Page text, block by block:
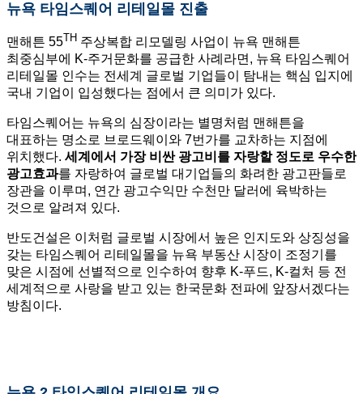
뉴욕 타임스퀘어 리테일몰 진출
맨해튼 55TH 주상복합 리모델링 사업이 뉴욕 맨해튼
최중심부에 K-주거문화를 공급한 사례라면, 뉴욕 타임스퀘어
리테일몰 인수는 전세계 글로벌 기업들이 탐내는 핵심 입지에
국내 기업이 입성했다는 점에서 큰 의미가 있다.
타임스퀘어는 뉴욕의 심장이라는 별명처럼 맨해튼을
대표하는 명소로 브로드웨이와 7번가를 교차하는 지점에
위치했다. 세계에서 가장 비싼 광고비를 자랑할 정도로 우수한
광고효과를 자랑하여 글로벌 대기업들의 화려한 광고판들로
장관을 이루며, 연간 광고수익만 수천만 달러에 육박하는
것으로 알려져 있다.
반도건설은 이처럼 글로벌 시장에서 높은 인지도와 상징성을
갖는 타임스퀘어 리테일몰을 뉴욕 부동산 시장이 조정기를
맞은 시점에 선별적으로 인수하여 향후 K-푸드, K-컬처 등 전
세계적으로 사랑을 받고 있는 한국문화 전파에 앞장서겠다는
방침이다.